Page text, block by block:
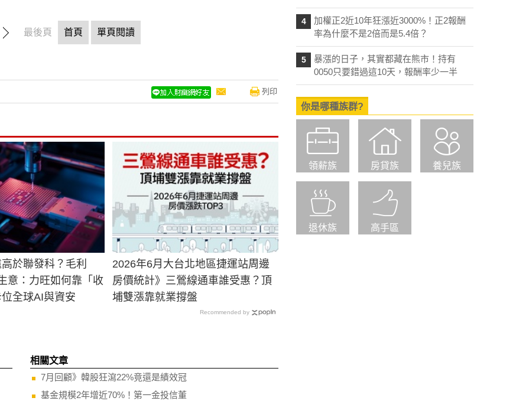
最後頁 首頁 單頁閱讀
列印
於聯發科？毛利
意：力旺如何靠「收
全球AI與資安
2026年6月大台北地區捷運站周邊
房價統計》三鶯線通車誰受惠？頂
埔雙漲靠就業撐盤
Recommended by
相關文章
7月回顧》韓股狂瀉22%竟還是績效冠
基金規模2年增近70%！第一金投信董
4
加權正2近10年狂漲近3000%！正2報酬
率為什麼不是2倍而是5.4倍？
5
暴漲的日子，其實都藏在熊市！持有
0050只要錯過這10天，報酬率少一半
你是哪種族群?
領薪族 房貸族 養兒族
退休族 高手區